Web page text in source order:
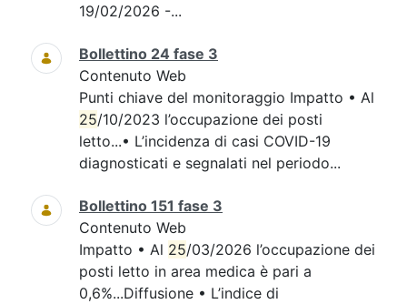
19/02/2026 -...
Bollettino 24 fase 3
Contenuto Web
Punti chiave del monitoraggio Impatto • Al
25/10/2023 l’occupazione dei posti
letto...• L’incidenza di casi COVID-19
diagnosticati e segnalati nel periodo...
Bollettino 151 fase 3
Contenuto Web
Impatto • Al 25/03/2026 l’occupazione dei
posti letto in area medica è pari a
0,6%...Diffusione • L’indice di